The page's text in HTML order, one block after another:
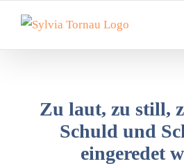
Inhalt
springen
Zu laut, zu still,
Schuld und
eingeredet